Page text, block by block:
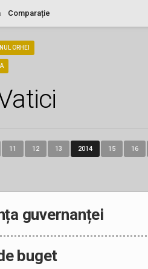
Comparație
ORHEI
11 12 13 2014 15 16
guvernanței
buget